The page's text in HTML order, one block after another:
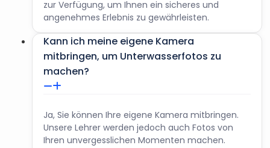
zur Verfügung, um Ihnen ein sicheres und
angenehmes Erlebnis zu gewährleisten.
Kann ich meine eigene Kamera
mitbringen, um Unterwasserfotos zu
machen?
Ja, Sie können Ihre eigene Kamera mitbringen.
Unsere Lehrer werden jedoch auch Fotos von
Ihren unvergesslichen Momenten machen.